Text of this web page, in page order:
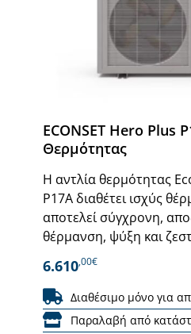
ECONSET Hero Plus
Θερμότητας
Η αντλία θερμότητας
P17A διαθέτει ισχύς
αποτελεί σύγχρονη,
θέρμανση, ψύξη και
6.610,00€
Διαθέσιμο μόνο για
Παραλαβή από